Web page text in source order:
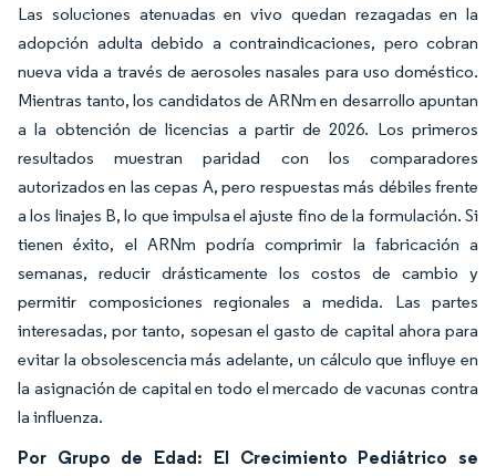
Las soluciones atenuadas en vivo quedan rezagadas en la
adopción adulta debido a contraindicaciones, pero cobran
nueva vida a través de aerosoles nasales para uso doméstico.
Mientras tanto, los candidatos de ARNm en desarrollo apuntan
a la obtención de licencias a partir de 2026. Los primeros
resultados muestran paridad con los comparadores
autorizados en las cepas A, pero respuestas más débiles frente
a los linajes B, lo que impulsa el ajuste fino de la formulación. Si
tienen éxito, el ARNm podría comprimir la fabricación a
semanas, reducir drásticamente los costos de cambio y
permitir composiciones regionales a medida. Las partes
interesadas, por tanto, sopesan el gasto de capital ahora para
evitar la obsolescencia más adelante, un cálculo que influye en
la asignación de capital en todo el mercado de vacunas contra
la influenza.
Por Grupo de Edad: El Crecimiento Pediátrico se